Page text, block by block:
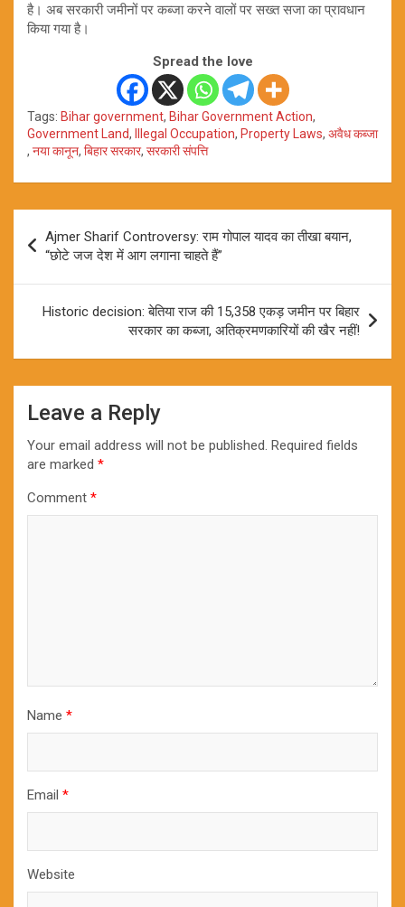
है। अब सरकारी जमीनों पर कब्जा करने वालों पर सख्त सजा का प्रावधान
किया गया है।
Spread the love
Tags: Bihar government, Bihar Government Action,
Government Land, Illegal Occupation, Property Laws, अवैध कब्जा
, नया कानून, बिहार सरकार, सरकारी संपत्ति
navigation
Ajmer Sharif Controversy: राम गोपाल यादव का तीखा बयान,
“छोटे जज देश में आग लगाना चाहते हैं”
Historic decision: बेतिया राज की 15,358 एकड़ जमीन पर बिहार
सरकार का कब्जा, अतिक्रमणकारियों की खैर नहीं!
Leave a Reply
Your email address will not be published. Required fields
are marked *
Comment *
Name *
Email *
Website